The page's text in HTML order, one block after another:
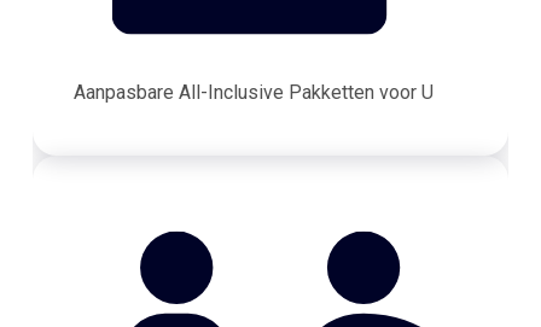
Aanpasbare All-Inclusive Pakketten voor U